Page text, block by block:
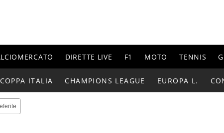
DIRETTE LIVE F1 MOTO TENNIS
COPPA ITALIA CHAMPIONS LEAGUE EUROPA L.